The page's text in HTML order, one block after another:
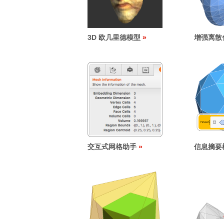
3D 欧几里德模型 增强离散
交互式网格助手 信息摘要